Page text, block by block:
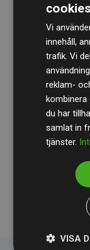
Revisionsbyrån
beräkningar och
transparens
Deras
klimatprojekt i
de beräknade
arbetssätt ger
cookies
Vi
innehåll,
trafik. Vi
reklam-
du har
samlat in
tjänster.
VISA